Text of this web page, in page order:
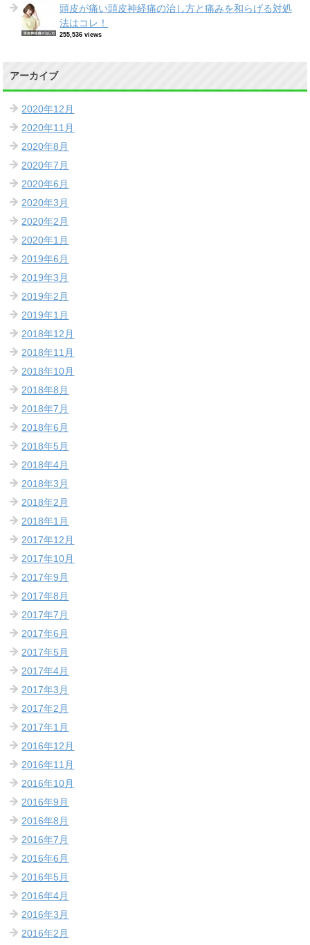
頭皮が痛い頭皮神経痛の治し方と痛みを和らげる対処
法はコレ！
255,536 views
アーカイブ
2020年12月
2020年11月
2020年8月
2020年7月
2020年6月
2020年3月
2020年2月
2020年1月
2019年6月
2019年3月
2019年2月
2019年1月
2018年12月
2018年11月
2018年10月
2018年8月
2018年7月
2018年6月
2018年5月
2018年4月
2018年3月
2018年2月
2018年1月
2017年12月
2017年10月
2017年9月
2017年8月
2017年7月
2017年6月
2017年5月
2017年4月
2017年3月
2017年2月
2017年1月
2016年12月
2016年11月
2016年10月
2016年9月
2016年8月
2016年7月
2016年6月
2016年5月
2016年4月
2016年3月
2016年2月